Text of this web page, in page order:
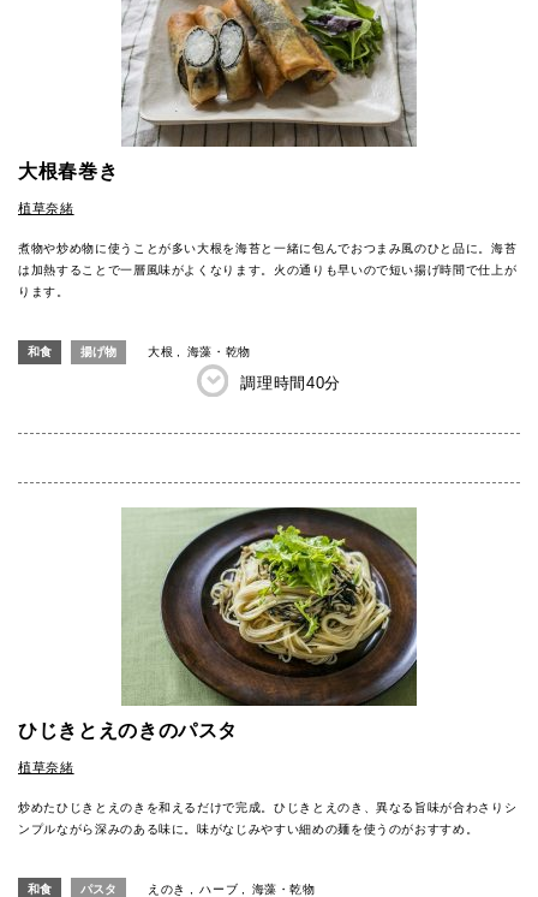
大根春巻き
植草奈緒
煮物や炒め物に使うことが多い大根を海苔と一緒に包んでおつまみ風のひと品に。海苔
は加熱することで一層風味がよくなります。火の通りも早いので短い揚げ時間で仕上が
ります。
和食 揚げ物 大根 海藻・乾物
調理時間40分
ひじきとえのきのパスタ
植草奈緒
炒めたひじきとえのきを和えるだけで完成。ひじきとえのき、異なる旨味が合わさりシ
ンプルながら深みのある味に。味がなじみやすい細めの麺を使うのがおすすめ。
和食 パスタ えのき ハーブ 海藻・乾物